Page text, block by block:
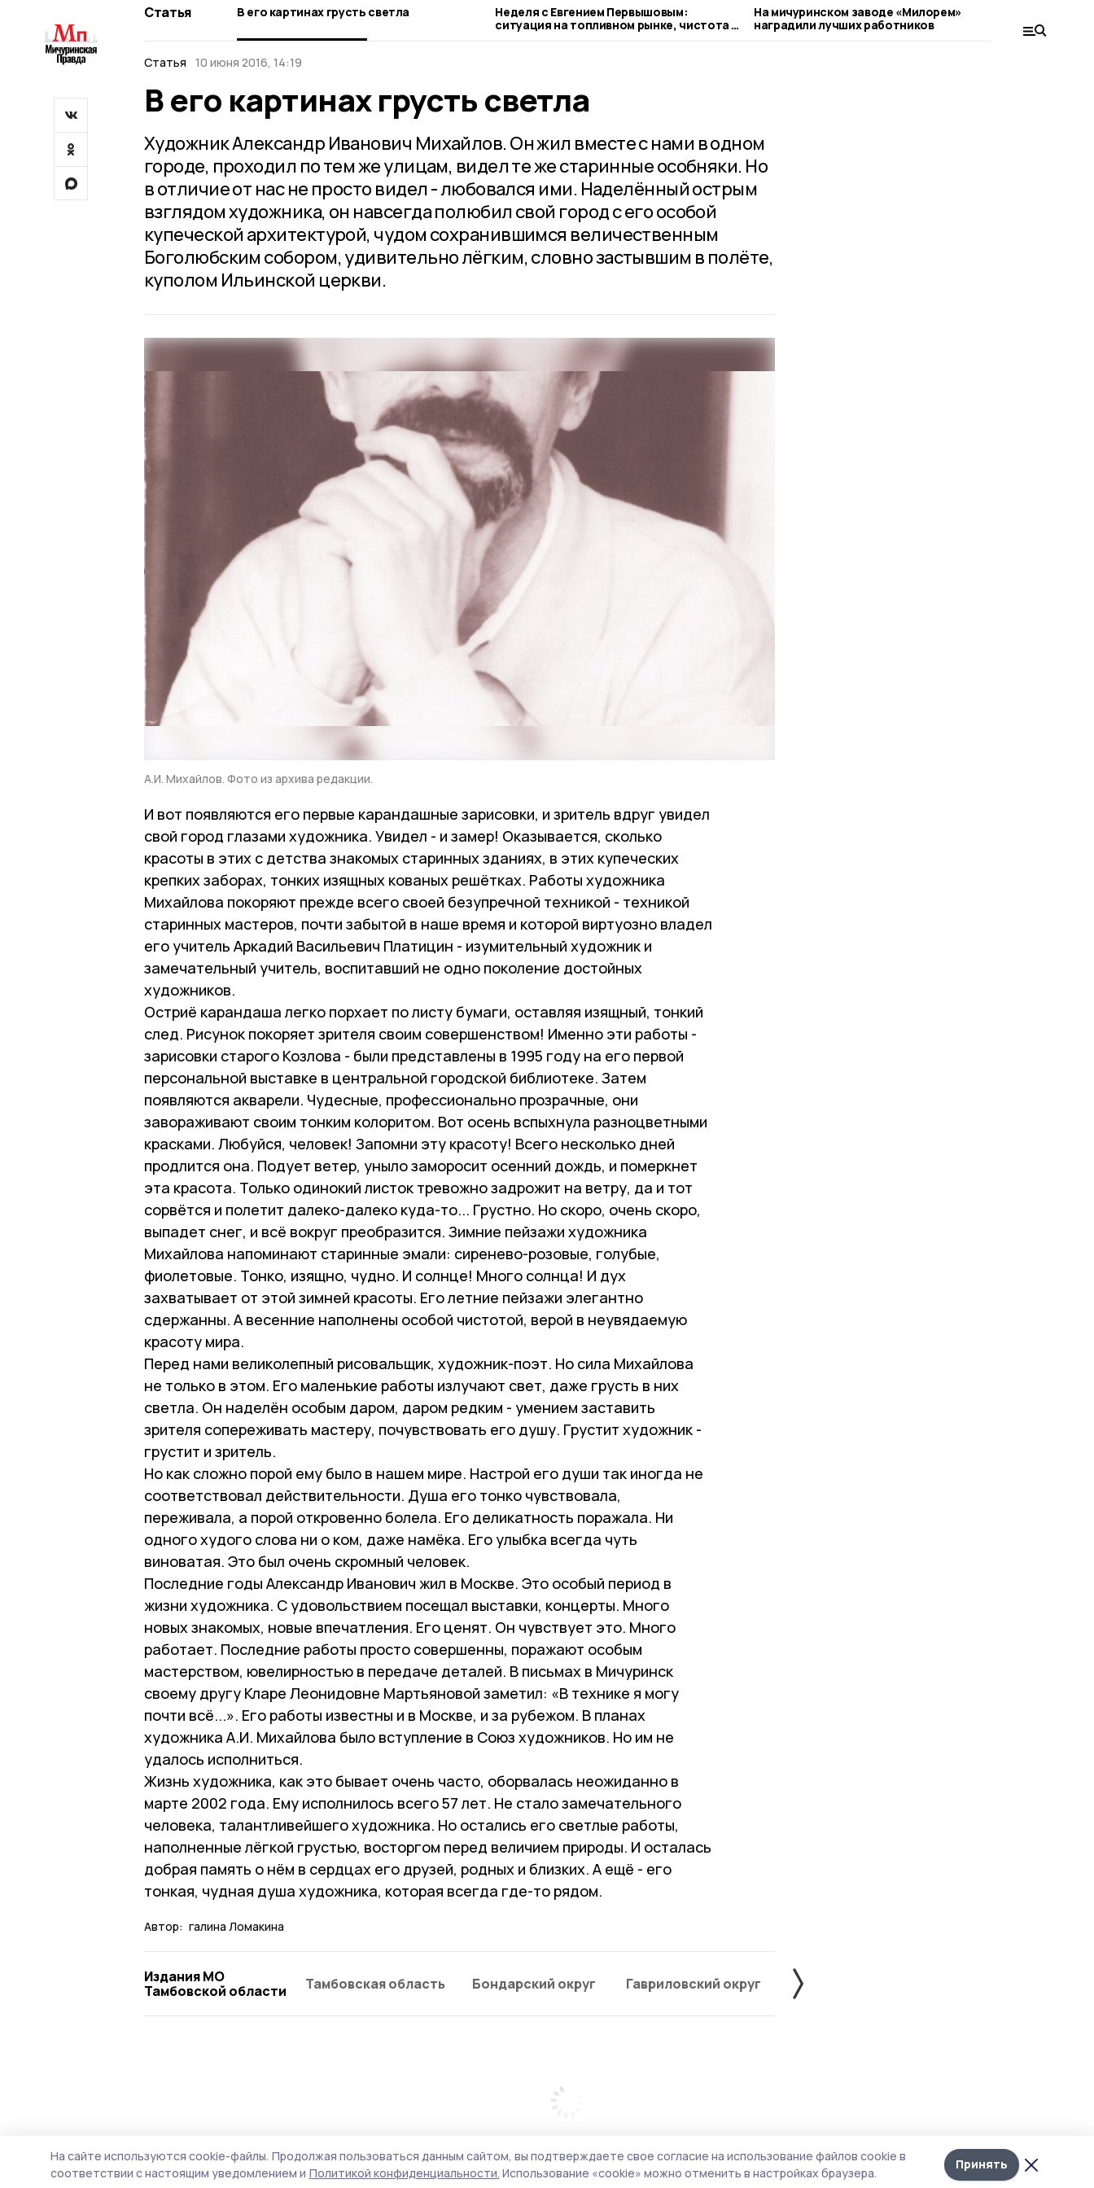
Лента
новостей
Статья В его картинах грусть светла
Неделя с Евгением Первышовым:
ситуация на топливном рынке, чистота в
городе и приоритеты образования
На мичуринском заводе «Милорем»
наградили лучших работников
закаляют не
Статья 10 июня 2016, 14:19
В его картинах грусть светла
Художник Александр Иванович Михайлов. Он жил вместе с нами в одном
городе, проходил по тем же улицам, видел те же старинные особняки. Но
в отличие от нас не просто видел - любовался ими. Наделённый острым
взглядом художника, он навсегда полюбил свой город с его особой
купеческой архитектурой, чудом сохранившимся величественным
Боголюбским собором, удивительно лёгким, словно застывшим в полёте,
куполом Ильинской церкви.
А.И. Михайлов. Фото из архива редакции.
И вот появляются его первые карандашные зарисовки, и зритель вдруг увидел
свой город глазами художника. Увидел - и замер! Оказывается, сколько
красоты в этих с детства знакомых старинных зданиях, в этих купеческих
крепких заборах, тонких изящных кованых решётках. Работы художника
Михайлова покоряют прежде всего своей безупречной техникой - техникой
старинных мастеров, почти забытой в наше время и которой виртуозно владел
его учитель Аркадий Васильевич Платицин - изумительный художник и
замечательный учитель, воспитавший не одно поколение достойных
художников.
Остриё карандаша легко порхает по листу бумаги, оставляя изящный, тонкий
след. Рисунок покоряет зрителя своим совершенством! Именно эти работы -
зарисовки старого Козлова - были представлены в 1995 году на его первой
персональной выставке в центральной городской библиотеке. Затем
появляются акварели. Чудесные, профессионально прозрачные, они
завораживают своим тонким колоритом. Вот осень вспыхнула разноцветными
красками. Любуйся, человек! Запомни эту красоту! Всего несколько дней
продлится она. Подует ветер, уныло заморосит осенний дождь, и померкнет
эта красота. Только одинокий листок тревожно задрожит на ветру, да и тот
сорвётся и полетит далеко-далеко куда-то... Грустно. Но скоро, очень скоро,
выпадет снег, и всё вокруг преобразится. Зимние пейзажи художника
Михайлова напоминают старинные эмали: сиренево-розовые, голубые,
фиолетовые. Тонко, изящно, чудно. И солнце! Много солнца! И дух
захватывает от этой зимней красоты. Его летние пейзажи элегантно
сдержанны. А весенние наполнены особой чистотой, верой в неувядаемую
красоту мира.
Перед нами великолепный рисовальщик, художник-поэт. Но сила Михайлова
не только в этом. Его маленькие работы излучают свет, даже грусть в них
светла. Он наделён особым даром, даром редким - умением заставить
зрителя сопереживать мастеру, почувствовать его душу. Грустит художник -
грустит и зритель.
Но как сложно порой ему было в нашем мире. Настрой его души так иногда не
соответствовал действительности. Душа его тонко чувствовала,
переживала, а порой откровенно болела. Его деликатность поражала. Ни
одного худого слова ни о ком, даже намёка. Его улыбка всегда чуть
виноватая. Это был очень скромный человек.
Последние годы Александр Иванович жил в Москве. Это особый период в
жизни художника. С удовольствием посещал выставки, концерты. Много
новых знакомых, новые впечатления. Его ценят. Он чувствует это. Много
работает. Последние работы просто совершенны, поражают особым
мастерством, ювелирностью в передаче деталей. В письмах в Мичуринск
своему другу Кларе Леонидовне Мартьяновой заметил: «В технике я могу
почти всё...». Его работы известны и в Москве, и за рубежом. В планах
художника А.И. Михайлова было вступление в Союз художников. Но им не
удалось исполниться.
Жизнь художника, как это бывает очень часто, оборвалась неожиданно в
марте 2002 года. Ему исполнилось всего 57 лет. Не стало замечательного
человека, талантливейшего художника. Но остались его светлые работы,
наполненные лёгкой грустью, восторгом перед величием природы. И осталась
добрая память о нём в сердцах его друзей, родных и близких. А ещё - его
тонкая, чудная душа художника, которая всегда где-то рядом.
Автор: галина Ломакина
Издания МО
Тамбовской области
Тамбовская область Бондарский округ Гавриловский округ Жердевский округ
На сайте используются cookie-файлы. Продолжая пользоваться данным сайтом, вы подтверждаете свое согласие на использование файлов cookie в
соответствии с настоящим уведомлением и Политикой конфиденциальности. Использование «cookie» можно отменить в настройках браузера.
Принять